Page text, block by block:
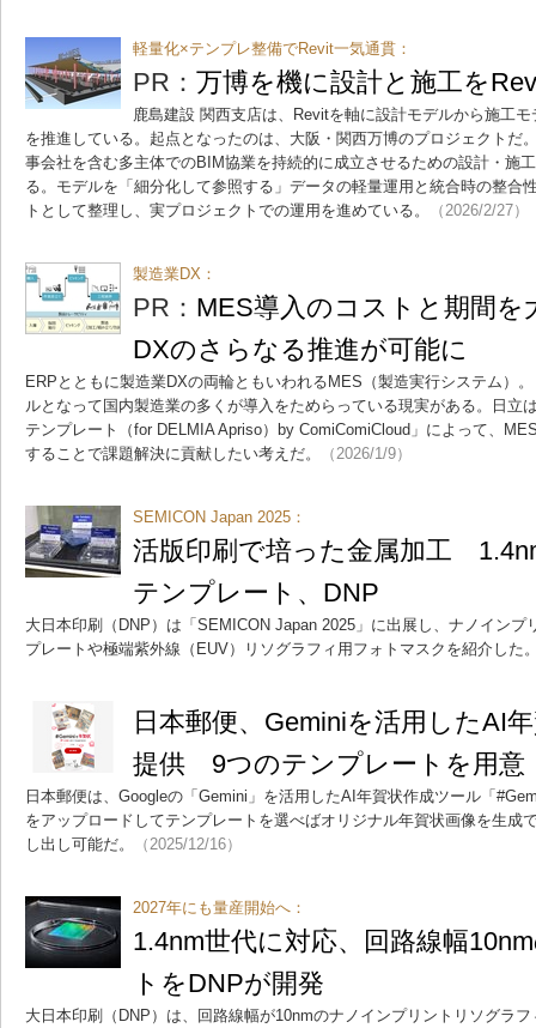
軽量化×テンプレ整備でRevit一気通貫：
PR： 万博を機に設計と施工を
鹿島建設 関西支店は、Revitを軸に設計モデルから施工
を推進している。起点となったのは、大阪・関西万博のプロジェクトだ
事会社を含む多主体でのBIM協業を持続的に成立させるための設計・施
る。モデルを「細分化して参照する」データの軽量運用と統合時の整合
トとして整理し、実プロジェクトでの運用を進めている。
（2026/2/27）
製造業DX：
PR： MES導入のコストと期間
DXのさらなる推進が可能に
ERPとともに製造業DXの両輪ともいわれるMES（製造実行システム）
ルとなって国内製造業の多くが導入をためらっている現実がある。日立
テンプレート（for DELMIA Apriso）by ComiComiCloud」によって、
することで課題解決に貢献したい考えだ。
（2026/1/9）
SEMICON Japan 2025：
活版印刷で培った金属加工
テンプレート、DNP
大日本印刷（DNP）は「SEMICON Japan 2025」に出展し、ナノインプ
プレートや極端紫外線（EUV）リソグラフィ用フォトマスクを紹介した
日本郵便、Geminiを活用したAI
提供 9つのテンプレートを用意
日本郵便は、Googleの「Gemini」を活用したAI年賀状作成ツール「
をアップロードしてテンプレートを選べばオリジナル年賀状画像を生成
し出し可能だ。
（2025/12/16）
2027年にも量産開始へ：
1.4nm世代に対応、回路線幅
トをDNPが開発
大日本印刷（DNP）は、回路線幅が10nmのナノインプリントリソグラ